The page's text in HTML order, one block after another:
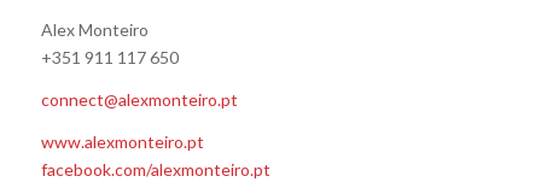
Alex Monteiro
+351 911 117 650
connect@alexmonteiro.pt
www.alexmonteiro.pt
facebook.com/alexmonteiro.pt